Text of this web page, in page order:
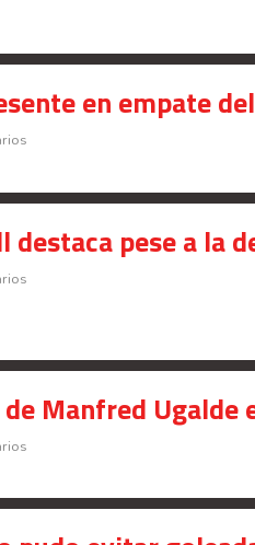
en empate
destaca pese a la
Manfred